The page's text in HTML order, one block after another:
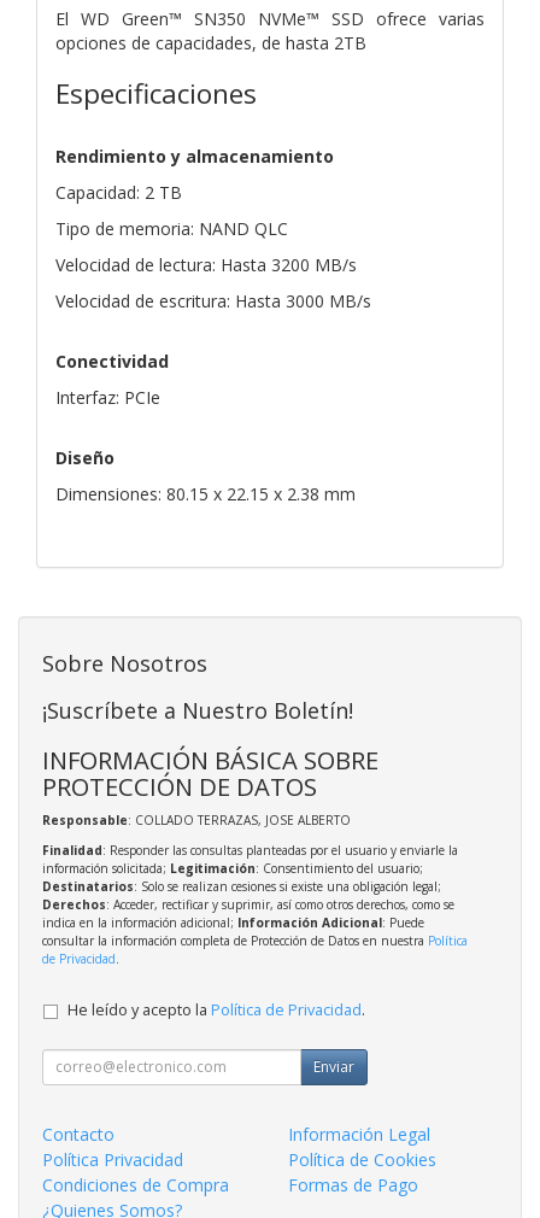
El WD Green™ SN350 NVMe™ SSD ofrece varias
opciones de capacidades, de hasta 2TB
Especificaciones
Rendimiento y almacenamiento
Capacidad: 2 TB
Tipo de memoria: NAND QLC
Velocidad de lectura: Hasta 3200 MB/s
Velocidad de escritura: Hasta 3000 MB/s
Conectividad
Interfaz: PCIe
Diseño
Dimensiones: 80.15 x 22.15 x 2.38 mm
Sobre Nosotros
¡Suscríbete a Nuestro Boletín!
INFORMACIÓN BÁSICA SOBRE
PROTECCIÓN DE DATOS
Responsable: COLLADO TERRAZAS, JOSE ALBERTO
Finalidad: Responder las consultas planteadas por el usuario y enviarle la
información solicitada; Legitimación: Consentimiento del usuario;
Destinatarios: Solo se realizan cesiones si existe una obligación legal;
Derechos: Acceder, rectificar y suprimir, así como otros derechos, como se
indica en la información adicional; Información Adicional: Puede
consultar la información completa de Protección de Datos en nuestra Política
de Privacidad
He leído y acepto la Política de Privacidad.
Enviar
Contacto
Información Legal
Política Privacidad
Política de Cookies
Condiciones de Compra
Formas de Pago
¿Quienes Somos?